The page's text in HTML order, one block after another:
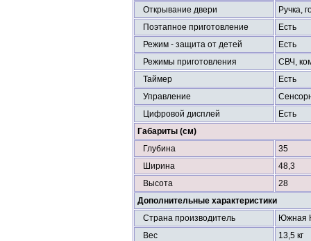
Открывание двери
Ручка,
Поэтапное приготовление
Есть
Режим - защита от детей
Есть
Режимы приготовления
СВЧ,
Таймер
Есть
Управление
Цифровой дисплей
Есть
Габариты (см)
Глубина
35
Ширина
48,3
Высота
28
Дополнительные характеристики
Страна производитель
Южная
Вес
13,5 кг